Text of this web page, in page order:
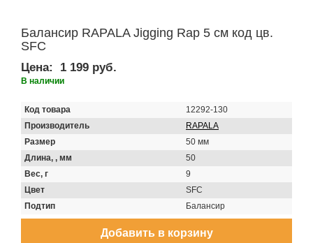
Балансир RAPALA Jigging Rap 5 см код цв.
SFC
Цена: 1 199 руб.
В наличии
Код товара
12292-130
Производитель
RAPALA
Размер
50 мм
Длина, , мм
50
Вес, г
9
Цвет
SFC
Подтип
Балансир